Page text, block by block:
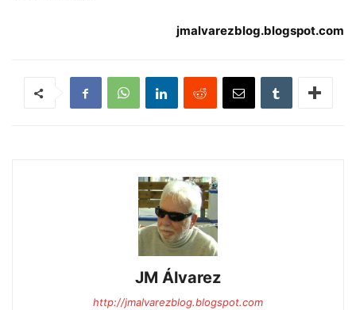
jmalvarezblog.blogspot.com
JM Álvarez
http://jmalvarezblog.blogspot.com